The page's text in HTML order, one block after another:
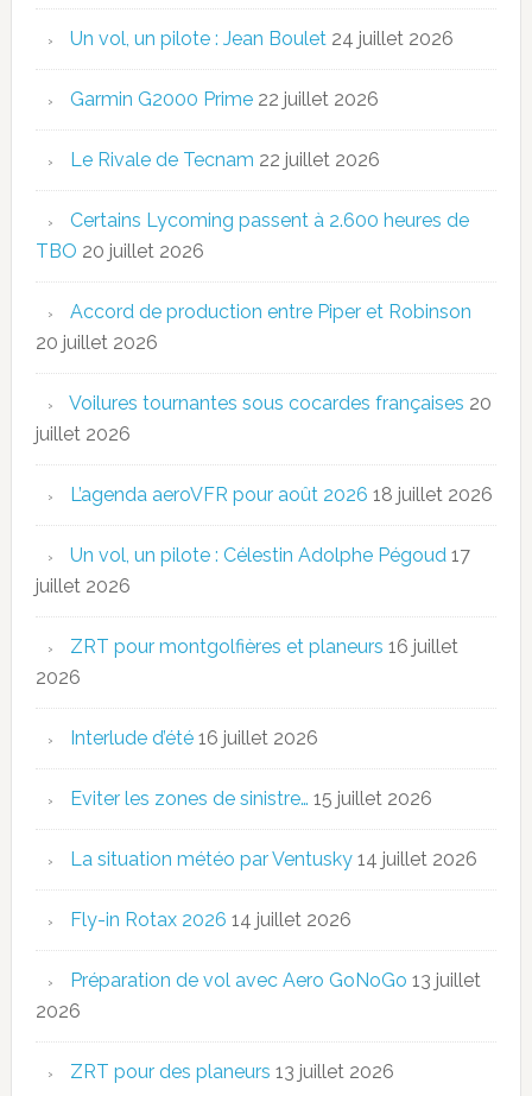
Un vol, un pilote : Jean Boulet 24 juillet 2026
Garmin G2000 Prime 22 juillet 2026
Le Rivale de Tecnam 22 juillet 2026
Certains Lycoming passent à 2.600 heures de
TBO 20 juillet 2026
Accord de production entre Piper et Robinson
20 juillet 2026
Voilures tournantes sous cocardes françaises 20
juillet 2026
L’agenda aeroVFR pour août 2026 18 juillet 2026
Un vol, un pilote : Célestin Adolphe Pégoud 17
juillet 2026
ZRT pour montgolfières et planeurs 16 juillet
2026
Interlude d’été 16 juillet 2026
Eviter les zones de sinistre… 15 juillet 2026
La situation météo par Ventusky 14 juillet 2026
Fly-in Rotax 2026 14 juillet 2026
Préparation de vol avec Aero GoNoGo 13 juillet
2026
ZRT pour des planeurs 13 juillet 2026